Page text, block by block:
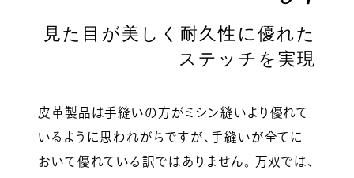
見た目が美しく耐久性に優れた
ステッチを実現
皮革製品は手縫いの方がミシン縫いより優れて
いるように思われがちですが、手縫いが全てに
おいて優れている訳ではありません。 万双では、